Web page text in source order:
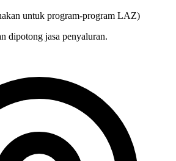
dipotong jasa penyaluran.